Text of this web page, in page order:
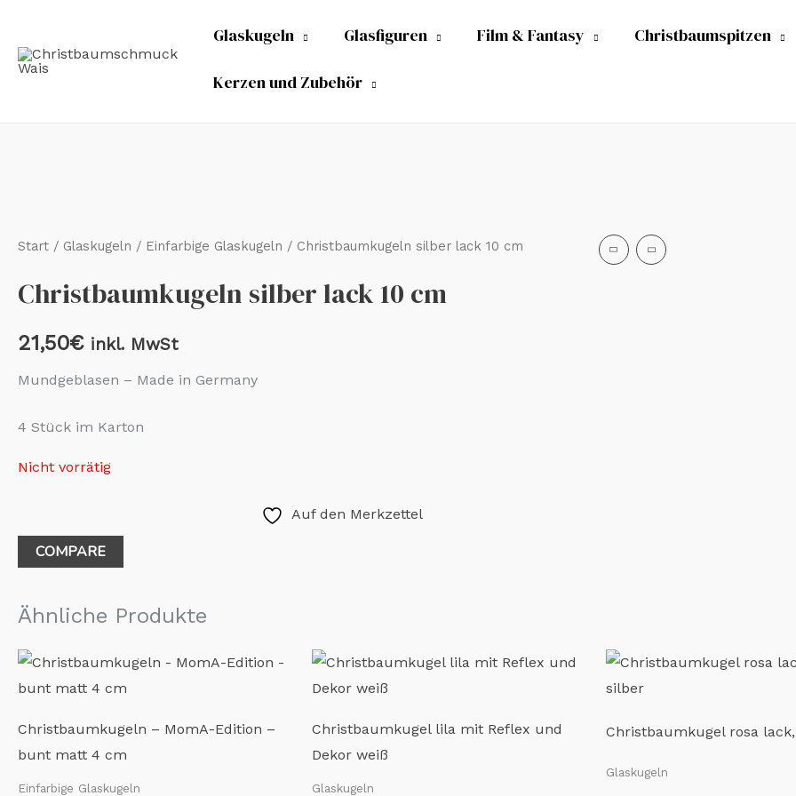
springen
Glaskugeln Glasfiguren Film & Fantasy Christbaumspitzen
Kerzen und Zubehör
Start / Glaskugeln / Einfarbige Glaskugeln / Christbaumkugeln silber lack 10 cm
Christbaumkugeln silber lack 10 cm
21,50€ inkl. MwSt
Mundgeblasen – Made in Germany
4 Stück im Karton
Nicht vorrätig
Auf den Merkzettel
COMPARE
Ähnliche Produkte
Christbaumkugeln – MomA-Edition –
bunt matt 4 cm
Einfarbige Glaskugeln
Christbaumkugel lila mit Reflex und
Dekor weiß
Glaskugeln
Christbaumkugel rosa
Glaskugeln